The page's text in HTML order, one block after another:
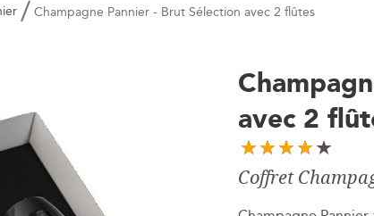
Champagne Pannier - Brut Sélection avec 2 flûtes
avec 2
Coffret